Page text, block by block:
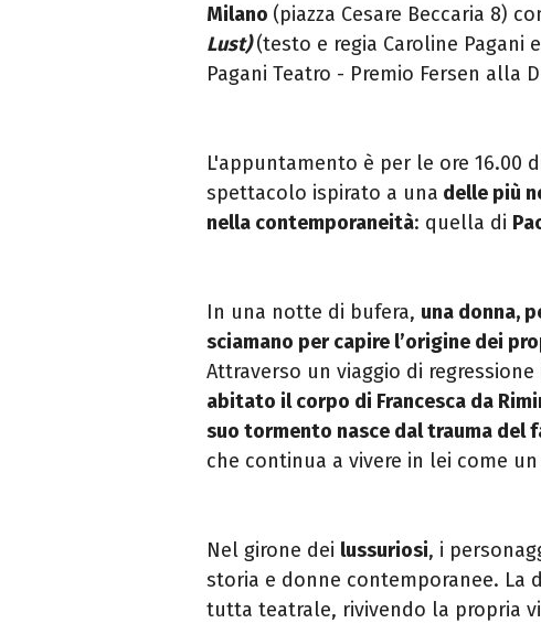
Milano (piazza Cesare Beccaria 8)
Lust) (testo e regia Caroline Pagani
Pagani Teatro - Premio Fersen alla
L'appuntamento è per le ore 16.00
spettacolo ispirato a una delle più
nella contemporaneità: quella di
In una notte di bufera, una donna,
sciamano per capire l’origine dei
Attraverso un viaggio di
abitato il corpo di Francesca da
suo tormento nasce dal trauma del
che continua a vivere in lei come
Nel girone dei lussuriosi, i
storia e donne contemporanee. La
tutta teatrale, rivivendo la propria